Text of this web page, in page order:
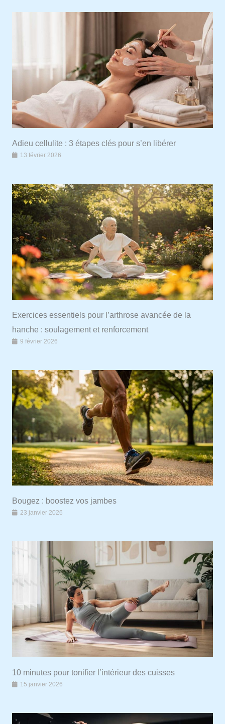
Adieu cellulite : 3 étapes clés pour s’en libérer
13 février 2026
Exercices essentiels pour l’arthrose avancée de la
hanche : soulagement et renforcement
9 février 2026
Bougez : boostez vos jambes
23 janvier 2026
10 minutes pour tonifier l’intérieur des cuisses
15 janvier 2026